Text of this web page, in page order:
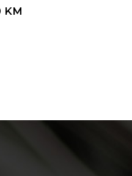
KM